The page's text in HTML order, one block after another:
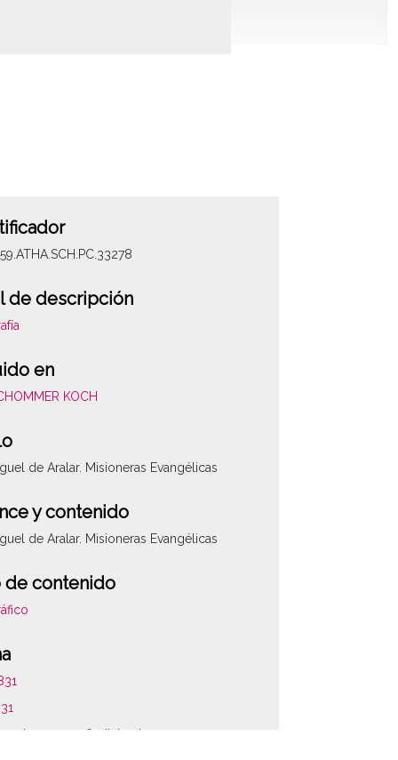
de descripción
en
KOCH
de Aralar. Misioneras Evangélicas
y contenido
de Aralar. Misioneras Evangélicas
de contenido
31 a 1956, diciembre, 31